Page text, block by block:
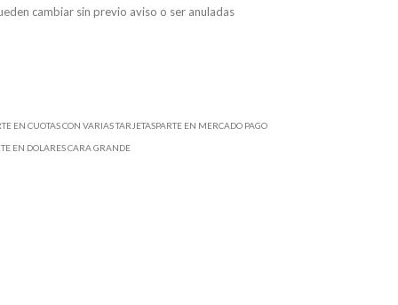
cambiar sin previo aviso o ser anuladas
EN CUOTAS CON VARIAS TARJETASPARTE EN MERCADO PAGO
EN DOLARES CARA GRANDE